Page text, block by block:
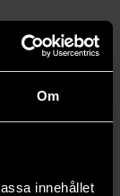
Om
innehållet